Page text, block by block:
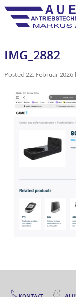
IMG_2882
Posted 22. Februar 2026